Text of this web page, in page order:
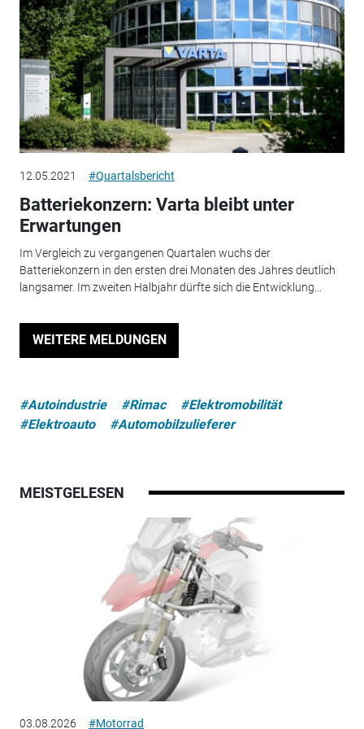
12.05.2021 #Quartalsbericht
Batteriekonzern: Varta bleibt unter
Erwartungen
Im Vergleich zu vergangenen Quartalen wuchs der
Batteriekonzern in den ersten drei Monaten des Jahres deutlich
langsamer. Im zweiten Halbjahr dürfte sich die Entwicklung...
WEITERE MELDUNGEN
#Autoindustrie #Rimac
#Elektromobilität
#Elektroauto
#Automobilzulieferer
MEISTGELESEN
03.08.2026 #Motorrad